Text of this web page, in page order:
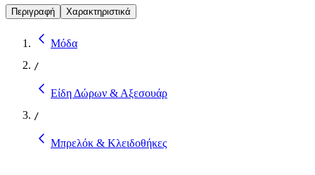
Περιγραφή Χαρακτηριστικά
Μόδα
/
Είδη Δώρων & Αξεσουάρ
/
Μπρελόκ & Κλειδοθήκες